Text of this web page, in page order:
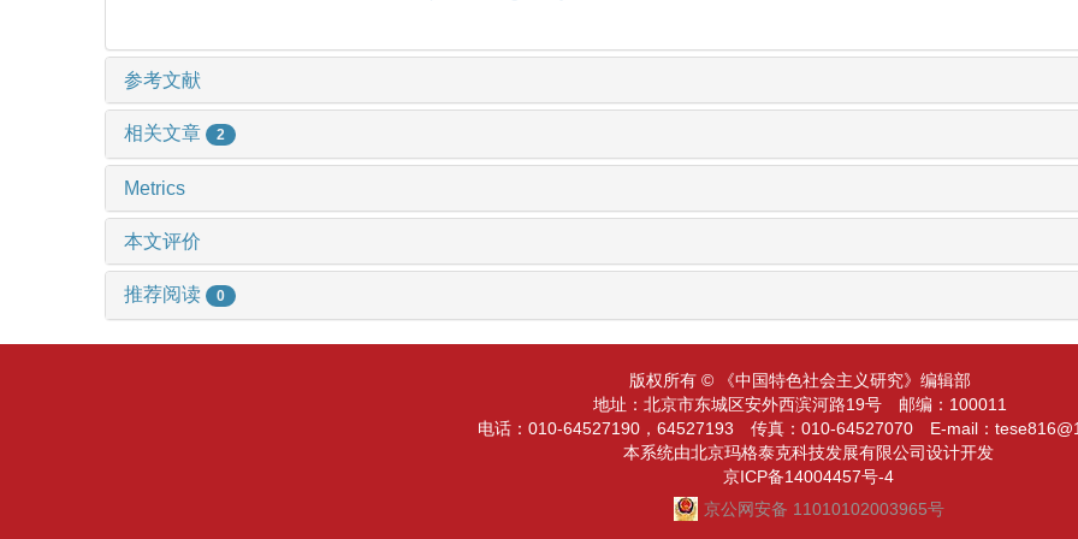
参考文献
相关文章 2
Metrics
本文评价
推荐阅读 0
版权所有 © 《中国特色社会主义研究》编辑部
地址：北京市东城区安外西滨河路19号 邮编：100011
电话：010-64527190，64527193 传真：010-64527070 E-mail：
本系统由北京玛格泰克科技发展有限公司设计开发
京ICP备14004457号-4
京公网安备 11010102003965号